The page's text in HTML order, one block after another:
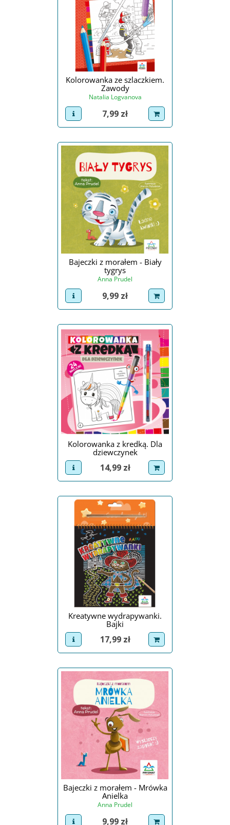
Kolorowanka ze szlaczkiem.
Zawody
Natalia Logvanova
view product
Cena
7,99 zł dodaj do koszyka
Bajeczki z morałem - Biały
tygrys
Anna Prudel
view product
Cena
9,99 zł dodaj do koszyka
Kolorowanka z kredką. Dla
dziewczynek
view product
Cena
14,99 zł dodaj do koszyka
Kreatywne wydrapywanki.
Bajki
view product
Cena
17,99 zł dodaj do koszyka
Bajeczki z morałem - Mrówka
Anielka
Anna Prudel
view product
Cena
9,99 zł dodaj do koszyka